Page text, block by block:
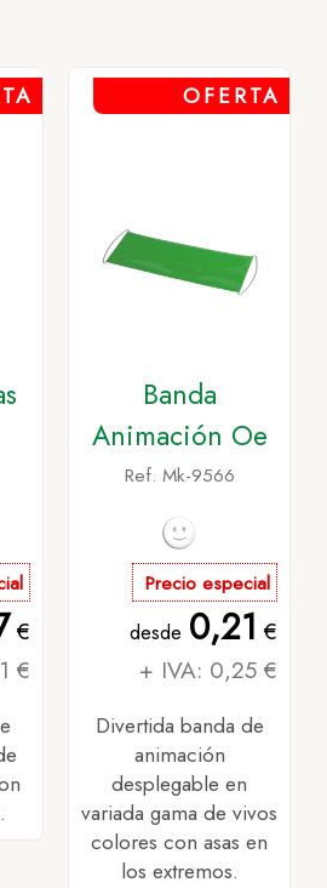
€
€
OFERTA
Banda
Animación Oe
Ref. Mk-9566
Precio especial
desde 0,21 €
+ IVA: 0,25 €
Divertida banda de
animación
desplegable en
variada gama de vivos
colores con asas en
los extremos.